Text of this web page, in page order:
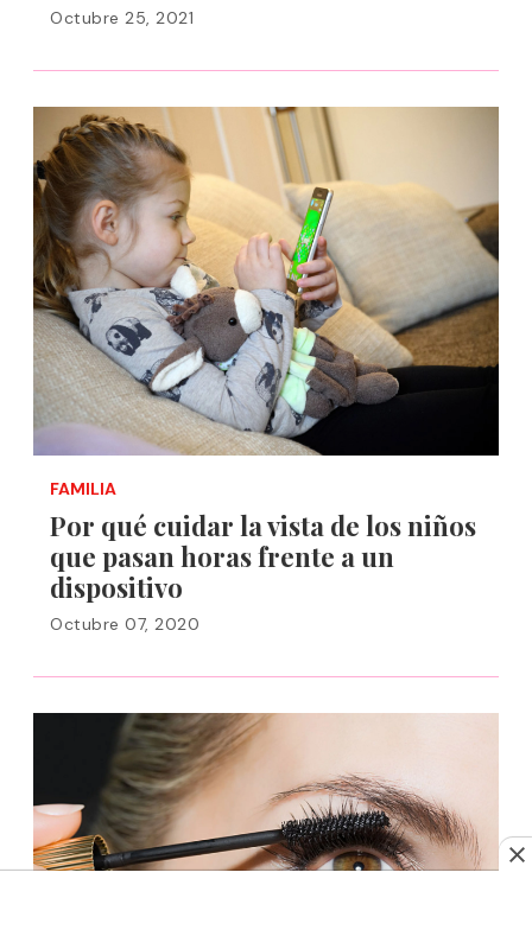
Octubre 25, 2021
FAMILIA
Por qué cuidar la vista de los niños
que pasan horas frente a un
dispositivo
Octubre 07, 2020